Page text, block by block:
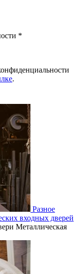
*
.
Разное
входных дверей
Металлическая